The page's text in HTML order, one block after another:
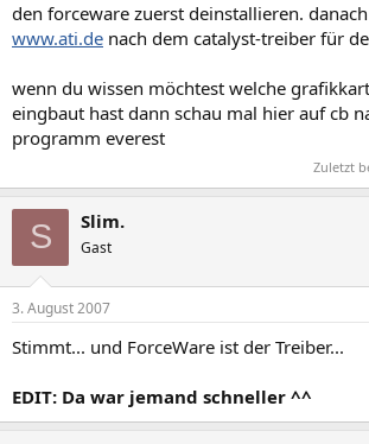
den forceware zuerst deinstallieren.
www.ati.de nach dem catalyst-treiber für
wenn du wissen möchtest welche
eingbaut hast dann schau mal hier auf cb
programm everest
Zuletzt
S Slim.
Gast
3. August 2007
Stimmt... und ForceWare ist der Treiber...
EDIT: Da war jemand schneller ^^